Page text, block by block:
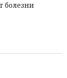
болезни